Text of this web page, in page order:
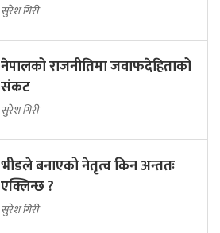
सुरेश गिरी
नेपालको राजनीतिमा जवाफदेहिताको
संकट
सुरेश गिरी
भीडले बनाएको नेतृत्व किन अन्ततः
एक्लिन्छ ?
सुरेश गिरी